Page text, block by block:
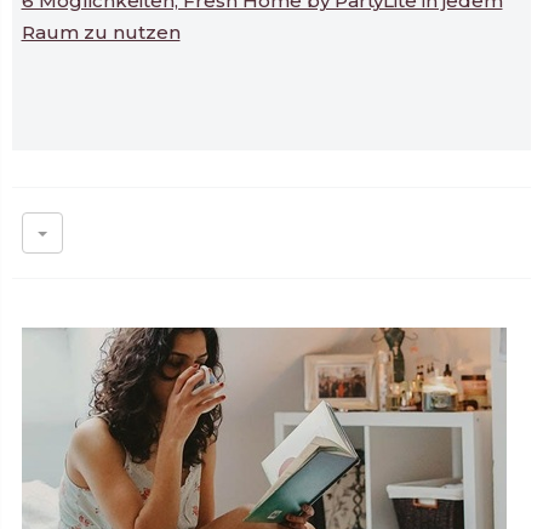
Raum zu nutzen